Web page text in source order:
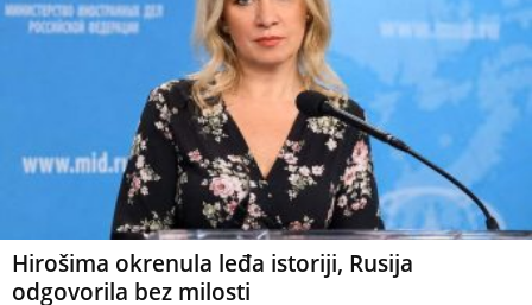
Hirošima okrenula leđa istoriji, Rusija
odgovorila bez milosti